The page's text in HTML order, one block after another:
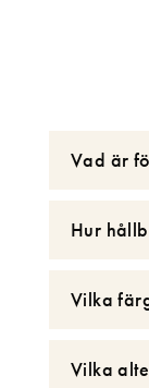
Vad är
Hur
Vilka
Vilka